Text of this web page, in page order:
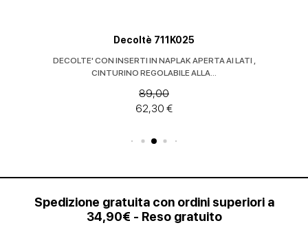
Decolleté V40
Decolleté in drill sella con tacco 10 cm. Potrebbe riportare il
marchio...
109,00
76,30 €
Spedizione gratuita con ordini superiori a
34,90€ - Reso gratuito